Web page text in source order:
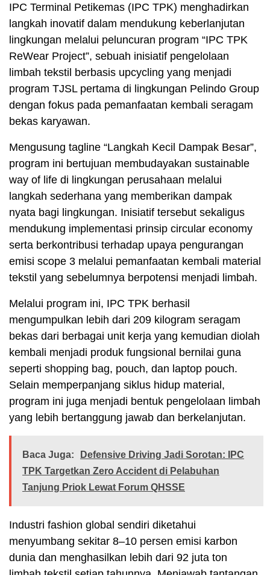
IPC Terminal Petikemas (IPC TPK) menghadirkan
langkah inovatif dalam mendukung keberlanjutan
lingkungan melalui peluncuran program “IPC TPK
ReWear Project”, sebuah inisiatif pengelolaan
limbah tekstil berbasis upcycling yang menjadi
program TJSL pertama di lingkungan Pelindo Group
dengan fokus pada pemanfaatan kembali seragam
bekas karyawan.
Mengusung tagline “Langkah Kecil Dampak Besar”,
program ini bertujuan membudayakan sustainable
way of life di lingkungan perusahaan melalui
langkah sederhana yang memberikan dampak
nyata bagi lingkungan. Inisiatif tersebut sekaligus
mendukung implementasi prinsip circular economy
serta berkontribusi terhadap upaya pengurangan
emisi scope 3 melalui pemanfaatan kembali material
tekstil yang sebelumnya berpotensi menjadi limbah.
Melalui program ini, IPC TPK berhasil
mengumpulkan lebih dari 209 kilogram seragam
bekas dari berbagai unit kerja yang kemudian diolah
kembali menjadi produk fungsional bernilai guna
seperti shopping bag, pouch, dan laptop pouch.
Selain memperpanjang siklus hidup material,
program ini juga menjadi bentuk pengelolaan limbah
yang lebih bertanggung jawab dan berkelanjutan.
Baca Juga:
Defensive Driving Jadi Sorotan: IPC
TPK Targetkan Zero Accident di Pelabuhan
Tanjung Priok Lewat Forum QHSSE
Industri fashion global sendiri diketahui
menyumbang sekitar 8–10 persen emisi karbon
dunia dan menghasilkan lebih dari 92 juta ton